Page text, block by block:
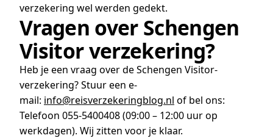
verzekering wel werden gedekt.
Vragen over Schengen
Visitor verzekering?
Heb je een vraag over de Schengen Visitor-
verzekering? Stuur een e-
mail: info@reisverzekeringblog.nl of bel ons:
Telefoon 055-5400408 (09:00 – 12:00 uur op
werkdagen). Wij zitten voor je klaar.